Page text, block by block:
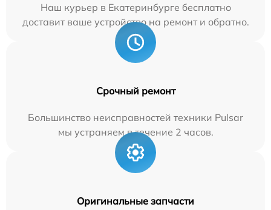
Наш курьер в Екатеринбурге бесплатно
доставит ваше устройство на ремонт и обратно.
Срочный ремонт
Большинство неисправностей техники Pulsar
мы устраняем в течение 2 часов.
Оригинальные запчасти